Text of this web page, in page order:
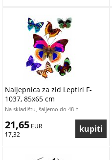
Naljepnica za zid Leptiri F-
1037, 85x65 cm
Na skladištu, šaljemo do 48 h
21,65 EUR
17,32